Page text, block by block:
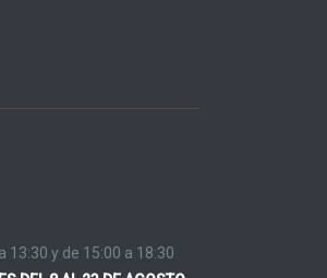
a 13:30 y de 15:00 a 18:30